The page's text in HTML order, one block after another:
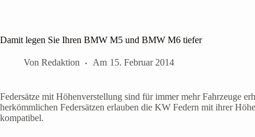
Damit legen Sie Ihren BMW M5 und BMW M6 tiefer
Von Redaktion Am 15. Februar 2014
Federsätze mit Höhenverstellung sind für immer mehr Fahrzeuge
herkömmlichen Federsätzen erlauben die KW Federn mit ihrer
kompatibel.